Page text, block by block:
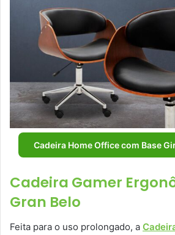
Cadeira Home Office com Base
Cadeira Gamer
Gran Belo
Feita para o uso prolongado, a